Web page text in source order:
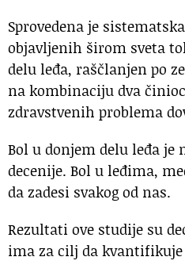
Sprovedena je
objavljenih širom sveta
delu leđa, raščlanjen po
na kombinaciju dva
zdravstvenih problema
Bol u donjem delu leđa
decenije. Bol u leđima,
da zadesi svakog od nas.
Rezultati ove studije su
ima za cilj da kvantifikuje